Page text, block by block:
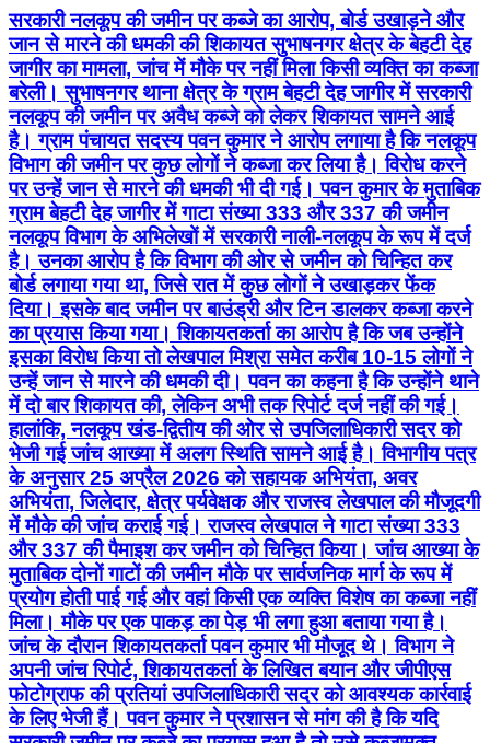
है। ग्राम पंचायत सदस्य पवन कुमार ने आरोप लगाया है कि नलकूप
विभाग की जमीन पर कुछ लोगों ने कब्जा कर लिया है। विरोध करने
पर उन्हें जान से मारने की धमकी भी दी गई। पवन कुमार के मुताबिक
ग्राम बेहटी देह जागीर में गाटा संख्या 333 और 337 की जमीन
नलकूप विभाग के अभिलेखों में सरकारी नाली-नलकूप के रूप में दर्ज
है। उनका आरोप है कि विभाग की ओर से जमीन को चिन्हित कर
बोर्ड लगाया गया था, जिसे रात में कुछ लोगों ने उखाड़कर फेंक
दिया। इसके बाद जमीन पर बाउंड्री और टिन डालकर कब्जा करने
का प्रयास किया गया। शिकायतकर्ता का आरोप है कि जब उन्होंने
इसका विरोध किया तो लेखपाल मिश्रा समेत करीब 10-15 लोगों ने
उन्हें जान से मारने की धमकी दी। पवन का कहना है कि उन्होंने थाने
में दो बार शिकायत की, लेकिन अभी तक रिपोर्ट दर्ज नहीं की गई।
हालांकि, नलकूप खंड-द्वितीय की ओर से उपजिलाधिकारी सदर को
भेजी गई जांच आख्या में अलग स्थिति सामने आई है। विभागीय पत्र
के अनुसार 25 अप्रैल 2026 को सहायक अभियंता, अवर
अभियंता, जिलेदार, क्षेत्र पर्यवेक्षक और राजस्व लेखपाल की मौजूदगी
में मौके की जांच कराई गई। राजस्व लेखपाल ने गाटा संख्या 333
और 337 की पैमाइश कर जमीन को चिन्हित किया। जांच आख्या के
मुताबिक दोनों गाटों की जमीन मौके पर सार्वजनिक मार्ग के रूप में
प्रयोग होती पाई गई और वहां किसी एक व्यक्ति विशेष का कब्जा नहीं
मिला। मौके पर एक पाकड़ का पेड़ भी लगा हुआ बताया गया है।
जांच के दौरान शिकायतकर्ता पवन कुमार भी मौजूद थे। विभाग ने
अपनी जांच रिपोर्ट, शिकायतकर्ता के लिखित बयान और जीपीएस
फोटोग्राफ की प्रतियां उपजिलाधिकारी सदर को आवश्यक कार्रवाई
के लिए भेजी हैं। पवन कुमार ने प्रशासन से मांग की है कि यदि
सरकारी जमीन पर कब्जे का प्रयास हुआ है तो उसे कब्जामुक्त
कराया जाए और भविष्य में दोबारा अतिक्रमण न हो, इसके लिए वहां
सरकारी भवन या अन्य स्थायी व्यवस्था की जाए। साथ ही धमकी
देने के आरोपों की जांच कर दोषियों के खिलाफ कार्रवाई की मांग की
है। बाइट: पवन कुमार, शिकायतकर्ता #Bareillynewslive